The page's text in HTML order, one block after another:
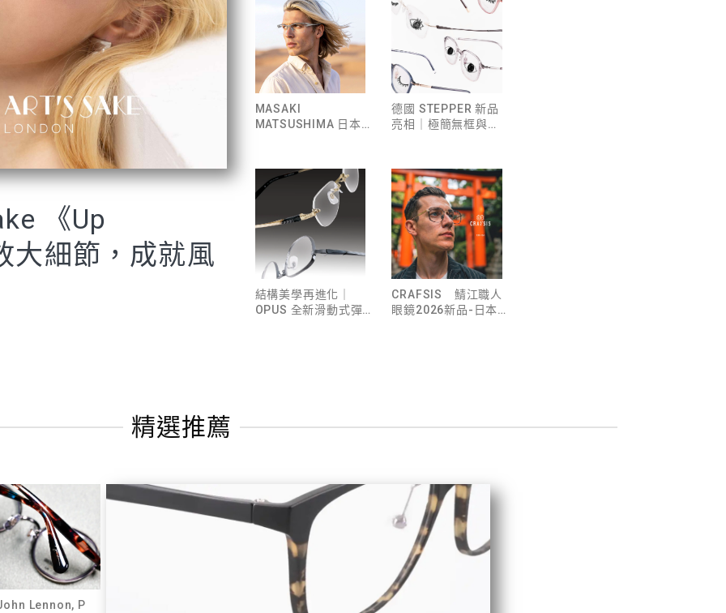
《Up
大細節，成就風
MASAKI
MATSUSHIMA 日本
德國 STEPPER 新品
亮相｜極簡無框與多
結構美學再進化｜
OPUS 全新滑動式彈
CRAFSIS 鯖江職人
眼鏡2026新品-日本
精選推薦
Lennon, P